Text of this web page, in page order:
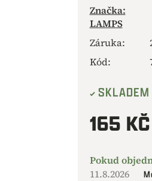
Značka:
LAMPS
Záruka:
Kód:
SKLADEM
165 KČ
cena:
11.8.2026